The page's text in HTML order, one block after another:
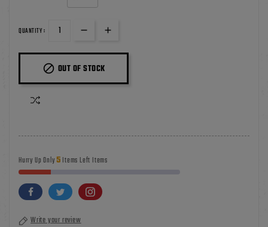
QUANTITY :
 OUT OF STOCK
Hurry Up Only5 Items Left Items
Write your review